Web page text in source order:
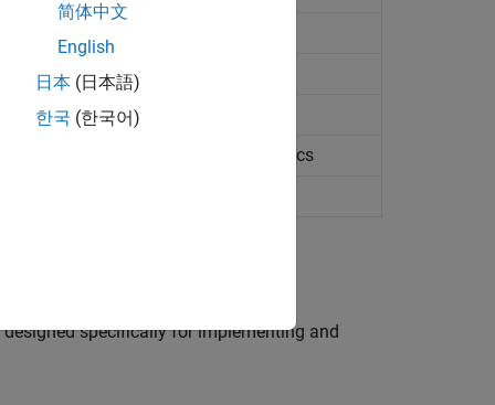
property values and input characteristics
specifically for implementing and
简体中文
English
日本 (日本語)
한국 (한국어)